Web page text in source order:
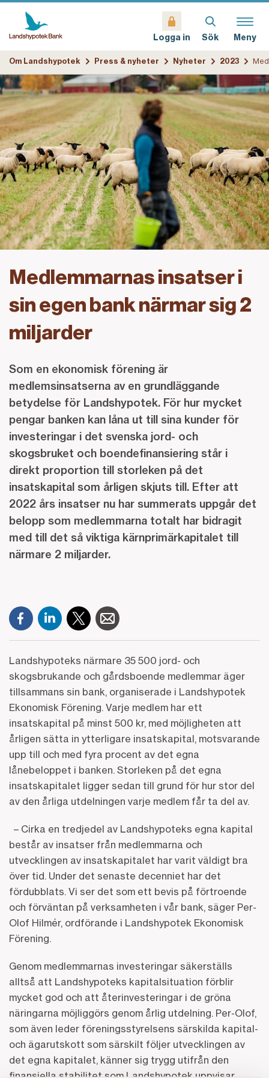
Logga in Sök Meny
Om Landshypotek Press & nyheter Nyheter 2023
Medlemmarnas insatser i
sin egen bank närmar sig 2
miljarder
Som en ekonomisk förening är
medlemsinsatserna av en grundläggande
betydelse för Landshypotek. För hur mycket
pengar banken kan låna ut till sina kunder för
investeringar i det svenska jord- och
skogsbruket och boendefinansiering står i
direkt proportion till storleken på det
insatskapital som årligen skjuts till. Efter att
2022 års insatser nu har summerats uppgår det
belopp som medlemmarna totalt har bidragit
med till det så viktiga kärnprimärkapitalet till
närmare 2 miljarder.
Landshypoteks närmare 35 500 jord- och
skogsbrukande och gårdsboende medlemmar äger
tillsammans sin bank, organiserade i Landshypotek
Ekonomisk Förening. Varje medlem har ett
insatskapital på minst 500 kr, med möjligheten att
årligen sätta in ytterligare insatskapital, motsvarande
upp till och med fyra procent av det egna
lånebeloppet i banken. Storleken på det egna
insatskapitalet ligger sedan till grund för hur stor del
av den årliga utdelningen varje medlem får ta del av.
– Cirka en tredjedel av Landshypoteks egna kapital
består av insatser från medlemmarna och
utvecklingen av insatskapitalet har varit väldigt bra
över tid. Under det senaste decenniet har det
fördubblats. Vi ser det som ett bevis på förtroende
och förväntan på verksamheten i vår bank, säger Per-
Olof Hilmér, ordförande i Landshypotek Ekonomisk
Förening.
Genom medlemmarnas investeringar säkerställs
alltså att Landshypoteks kapitalsituation förblir
mycket god och att återinvesteringar i de gröna
näringarna möjliggörs genom årlig utdelning. Per-Olof,
som även leder föreningsstyrelsens särskilda kapital-
och ägarutskott som särskilt följer utvecklingen av
det egna kapitalet, känner sig trygg utifrån den
finansiella stabilitet som Landshypotek uppvisar.